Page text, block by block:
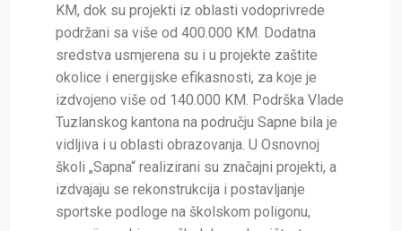
KM, dok su projekti iz oblasti vodoprivrede
podržani sa više od 400.000 KM. Dodatna
sredstva usmjerena su i u projekte zaštite
okolice i energijske efikasnosti, za koje je
izdvojeno više od 140.000 KM. Podrška Vlade
Tuzlanskog kantona na području Sapne bila je
vidljiva i u oblasti obrazovanja. U Osnovnoj
školi „Sapna“ realizirani su značajni projekti, a
izdvajaju se rekonstrukcija i postavljanje
sportske podloge na školskom poligonu,